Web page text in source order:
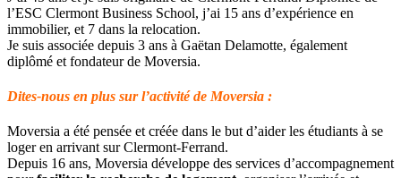
l’ESC Clermont Business School, j’ai 15 ans d’expérience en
immobilier, et 7 dans la relocation.
Je suis associée depuis 3 ans à Gaëtan Delamotte, également
diplômé et fondateur de Moversia.
Dites-nous en plus sur l’activité de Moversia :
Moversia a été pensée et créée dans le but d’aider les étudiants à se
loger en arrivant sur Clermont-Ferrand.
Depuis 16 ans, Moversia développe des services d’accompagnement